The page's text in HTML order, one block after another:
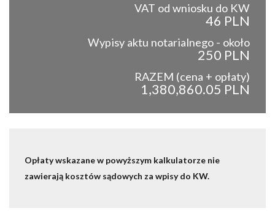
VAT od wniosku do KW
46 PLN
Wypisy aktu notarialnego - około
250 PLN
RAZEM (cena + opłaty)
1,380,860.05 PLN
Opłaty wskazane w powyższym kalkulatorze nie
zawierają kosztów sądowych za wpisy do KW.